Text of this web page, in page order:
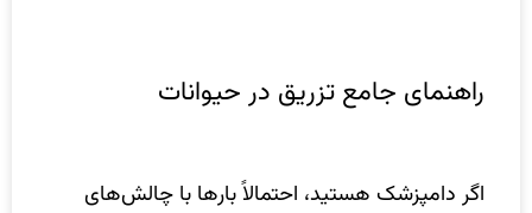
راهنمای جامع تزریق در حیوانات
اگر دامپزشک هستید، احتمالاً بارها با چالش‌های